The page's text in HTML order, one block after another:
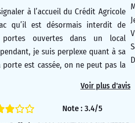
à l’accueil du Crédit Agricole
qu’il est désormais interdit de
ouvertes dans un local
je suis perplexe quant à sa
porte est cassée, on ne peut pas la
jusqu’à ce que la porte soit
est un service très appréciable en
Voir plus d'avis
Note : 3.4/5